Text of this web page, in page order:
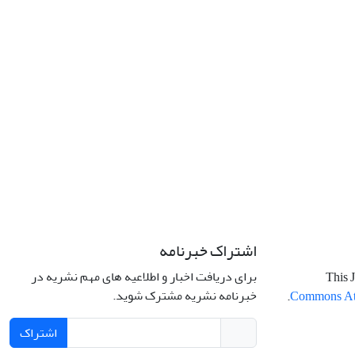
This
Commons
.
اشتراک خبرنامه
برای دریافت اخبار و اطلاعیه های مهم نشریه در
خبرنامه نشریه مشترک شوید.
اشتراک